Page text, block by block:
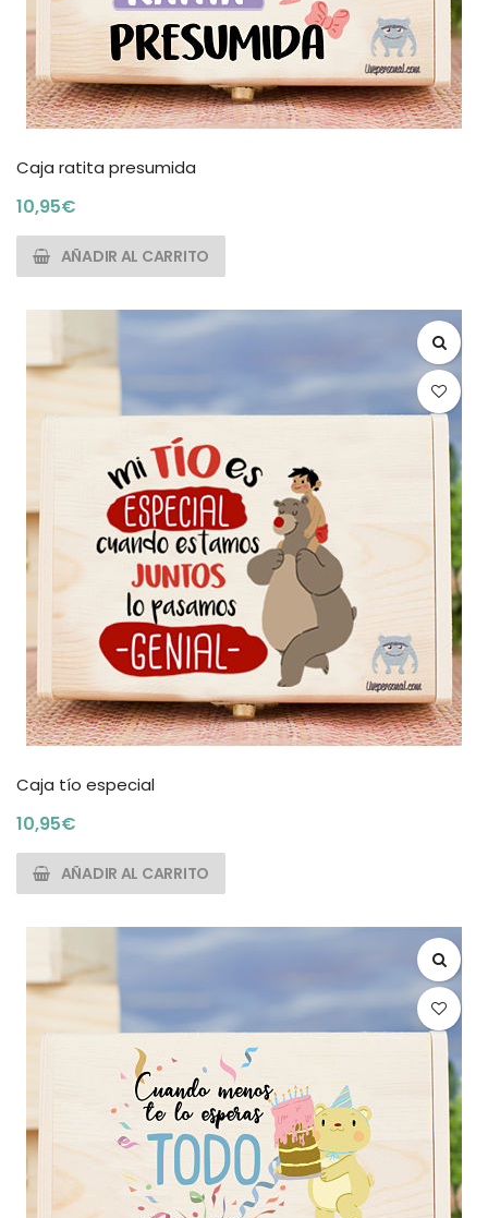
Caja ratita presumida
10,95€
AÑADIR AL CARRITO
Caja tío especial
10,95€
AÑADIR AL CARRITO